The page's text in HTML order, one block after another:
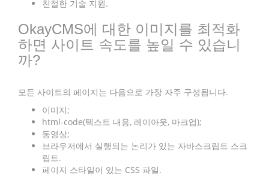
친절한 기술 지원.
OkayCMS에 대한 이미지를 최적화
하면 사이트 속도를 높일 수 있습니
까?
모든 사이트의 페이지는 다음으로 가장 자주 구성됩니다.
이미지;
html-code(텍스트 내용, 레이아웃, 마크업);
동영상;
브라우저에서 실행되는 논리가 있는 자바스크립트 스크
립트.
페이지 스타일이 있는 CSS 파일.